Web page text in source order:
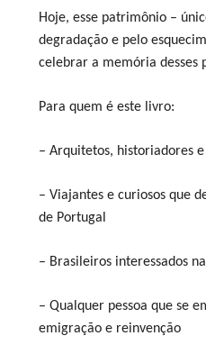
Hoje, esse patrimônio –
degradação e pelo
celebrar a memória desses
Para quem é este livro:
– Arquitetos, historiadores
– Viajantes e curiosos que
de Portugal
– Brasileiros interessados
– Qualquer pessoa que se
emigração e reinvenção